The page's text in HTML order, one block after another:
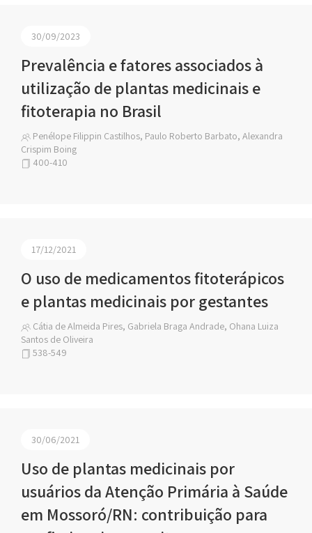
30/09/2023
Prevalência e fatores associados à
utilização de plantas medicinais e
fitoterapia no Brasil
Penélope Filippin Castilhos, Paulo Roberto Barbato, Alexandra
Crispim Boing
400-410
17/12/2021
O uso de medicamentos fitoterápicos
e plantas medicinais por gestantes
Cátia de Almeida Pires, Gabriela Braga Andrade, Ohana Luiza
Santos de Oliveira
538-549
30/06/2021
Uso de plantas medicinais por
usuários da Atenção Primária à Saúde
em Mossoró/RN: contribuição para